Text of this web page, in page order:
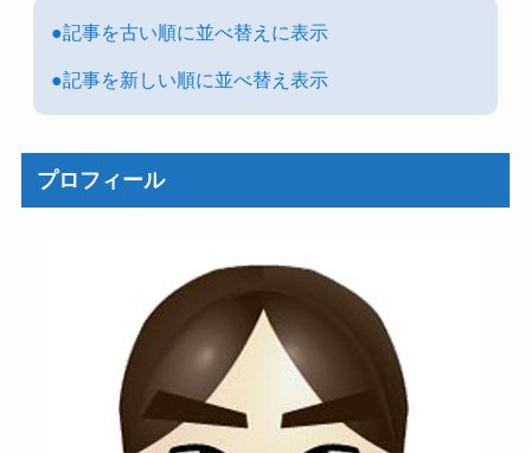
●記事を古い順に並べ替えに表示
●記事を新しい順に並べ替え表示
プロフィール